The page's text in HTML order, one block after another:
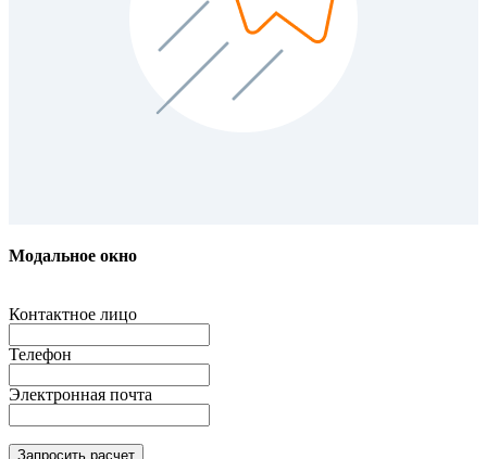
Модальное окно
Контактное лицо
Телефон
Электронная почта